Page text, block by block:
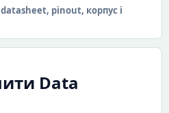
pinout, корпус і
Data